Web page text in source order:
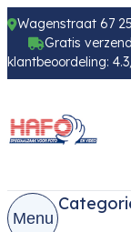
Wagenstraat 67
Gratis
klantbeoordeling:
Menu